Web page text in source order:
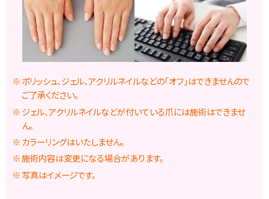
ポリッシュ、ジェル、アクリルネイルなどの「オフ」はできませんので
ご了承ください。
ジェル、アクリルネイルなどが付いている爪には施術はできませ
ん。
カラーリングはいたしません。
施術内容は変更になる場合があります。
写真はイメージです。